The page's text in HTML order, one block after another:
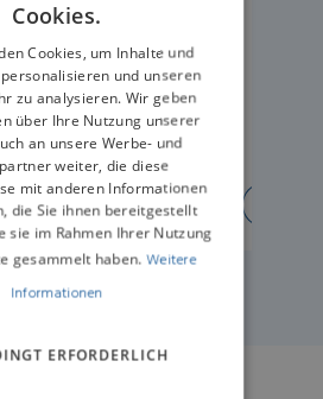
SIE MEHR
Cookies.
Cookies, um Inhalte und
und unseren
zu analysieren. Wir geben
über Ihre Nutzung unserer
an unsere Werbe- und
weiter, die diese
mit anderen Informationen
die Sie ihnen bereitgestellt
sie im Rahmen Ihrer Nutzung
gesammelt haben. Weitere
Informationen
ERFORDERLICH